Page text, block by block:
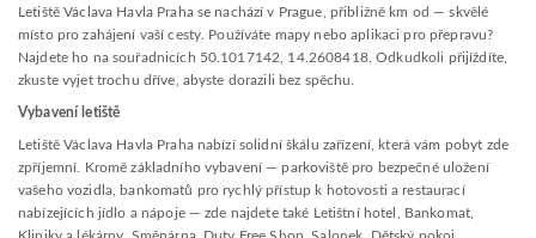
Letiště Václava Havla Praha se nachází v Prague, přibližně km od — skvělé
místo pro zahájení vaší cesty. Používáte mapy nebo aplikaci pro přepravu?
Najdete ho na souřadnicích 50.1017142, 14.2608418. Odkudkoli přijíždíte,
zkuste vyjet trochu dříve, abyste dorazili bez spěchu.
Vybavení letiště
Letiště Václava Havla Praha nabízí solidní škálu zařízení, která vám pobyt zde
zpříjemní. Kromě základního vybavení — parkoviště pro bezpečné uložení
vašeho vozidla, bankomatů pro rychlý přístup k hotovosti a restaurací
nabízejících jídlo a nápoje — zde najdete také Letištní hotel, Bankomat,